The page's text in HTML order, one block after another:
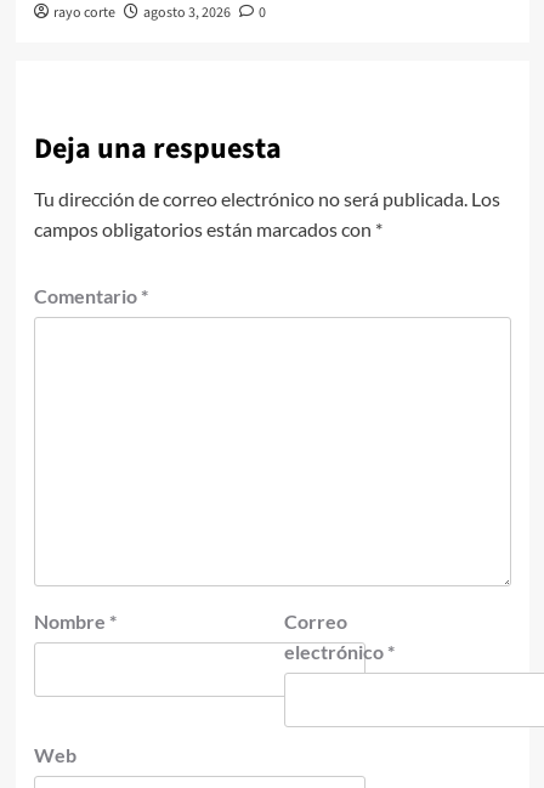
rayo corte agosto 3, 2026 0
Deja una respuesta
Tu dirección de correo electrónico no será publicada. Los
campos obligatorios están marcados con *
Comentario *
Nombre *
Correo
electrónico *
Web